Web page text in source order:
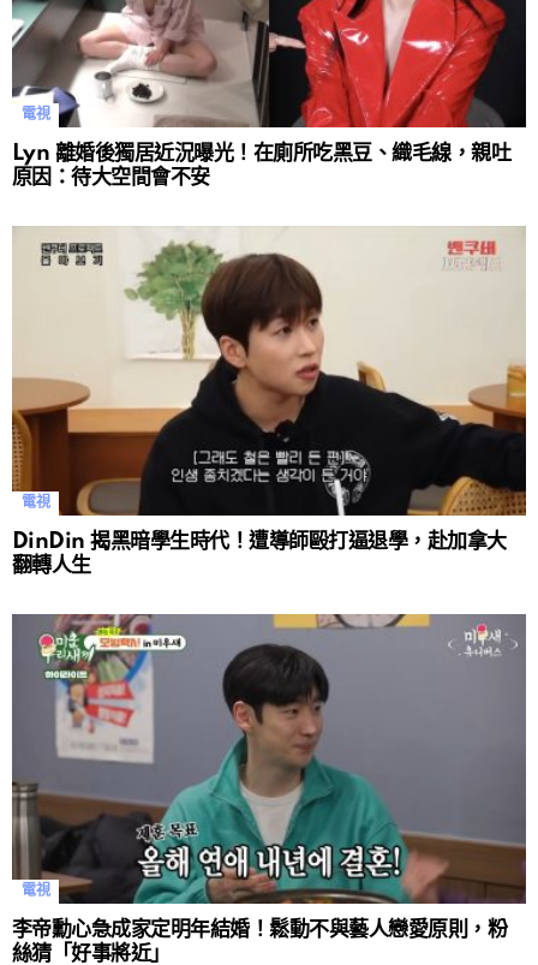
電視
Lyn 離婚後獨居近況曝光！在廁所吃黑豆、織毛線，親吐
原因：待大空間會不安
電視
DinDin 揭黑暗學生時代！遭導師毆打逼退學，赴加拿大
翻轉人生
電視
李帝勳心急成家定明年結婚！鬆動不與藝人戀愛原則，粉
絲猜「好事將近」